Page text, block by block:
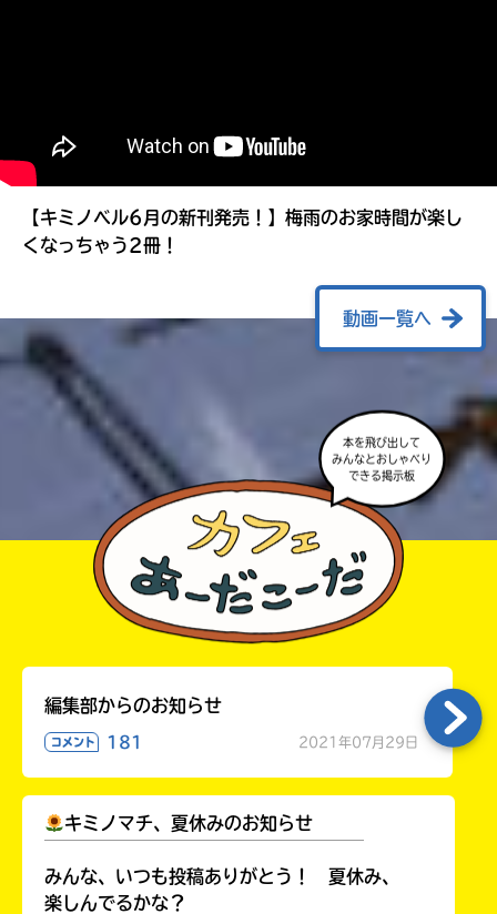
【キミノベル6月の新刊発売！】梅雨のお家時間が楽し
くなっちゃう2冊！
動画一覧へ
本を飛び出して
みんなとおしゃべり
できる掲示板
編集部からのお知らせ
コメント 181 2021年07月29日
キミノマチ、夏休みのお知らせ
みんな、いつも投稿ありがとう！ 夏休み、
楽しんでるかな？